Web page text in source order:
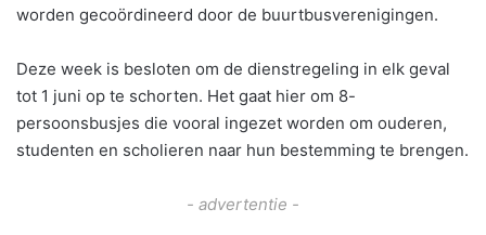
worden gecoördineerd door de buurtbusverenigingen.
Deze week is besloten om de dienstregeling in elk geval
tot 1 juni op te schorten. Het gaat hier om 8-
persoonsbusjes die vooral ingezet worden om ouderen,
studenten en scholieren naar hun bestemming te brengen.
- advertentie -